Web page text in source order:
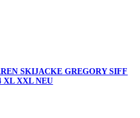
SKIJACKE GREGORY SIFF
XL XXL NEU